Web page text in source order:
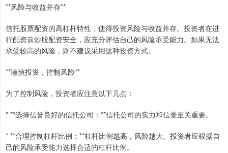
**风险与收益并存**
信托股票配资的高杠杆特性，使得投资风险与收益并存。投资者在进
行配资前炒股配资安全，应充分评估自己的风险承受能力。如果无法
承受较高的风险，则不建议采用这种投资方式。
**谨慎投资，控制风险**
为了控制风险，投资者应注意以下几点：
* **选择信誉良好的信托公司：**信托公司的实力和信誉至关重要。
* **合理控制杠杆比例：**杠杆比例越高，风险越大。投资者应根据自
己的风险承受能力选择合适的杠杆比例。